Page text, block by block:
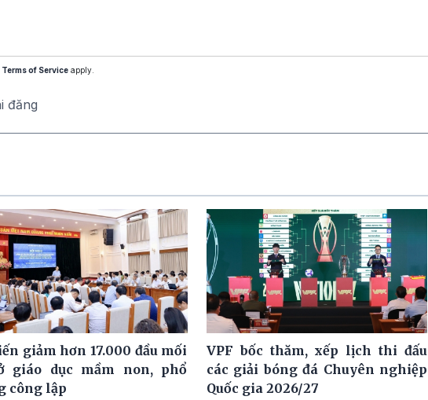
Terms of Service apply.
đăng
giảm hơn 17.000 đầu mối
giáo dục mầm non, phổ
công lập
VPF bốc thăm, xếp lịch thi đấu
các giải bóng đá Chuyên nghiệp
Quốc gia 2026/27